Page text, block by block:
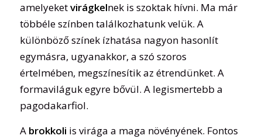
amelyeketvirágkelnek is szoktak hívni. Ma már
többéle színben találkozhatunk velük. A
különböző színek ízhatása nagyon hasonlít
egymásra, ugyanakkor, a szó szoros
értelmében, megszínesítik az étrendünket. A
formaviláguk egyre bővül. A legismertebb a
pagodakarfiol.
A brokkoli is virága a maga növényének. Fontos